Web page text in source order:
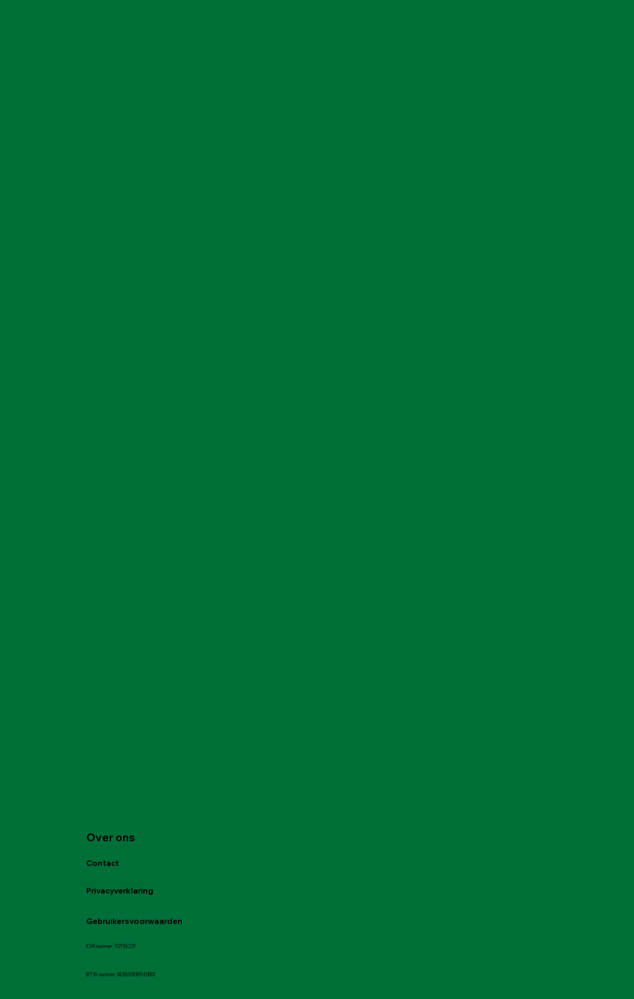
Over ons
Contact
KVK-nummer: 92156231
Privacyverklaring
Gebruikersvoorwaarden
BTW-nummer: NL865908941B01